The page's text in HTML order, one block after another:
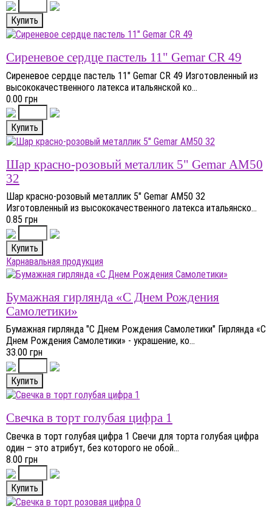
Сиреневое сердце пастель 11" Gemar CR 49
Сиреневое сердце пастель 11" Gemar CR 49 Изготовленный из
высококачественного латекса итальянской ко...
0.00 грн
Шар красно-розовый металлик 5" Gemar АM50
32
Шар красно-розовый металлик 5" Gemar AM50 32
Изготовленный из высококачественного латекса итальянско...
0.85 грн
Карнавальная продукция
Бумажная гирлянда «С Днем Рождения
Самолетики»
Бумажная гирлянда "С Днем Рождения Самолетики" Гирлянда «С
Днем Рождения Самолетики» - украшение, ко...
33.00 грн
Свечка в торт голубая цифра 1
Свечка в торт голубая цифра 1 Свечи для торта голубая цифра
один – это атрибут, без которого не обой...
8.00 грн